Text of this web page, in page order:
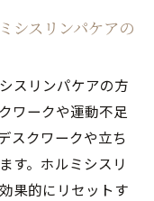
力を高める方
が語る四日市
をスッキリ排出
シスリンパケアの
スリンパケアの方
ワークや運動不足
スクワークや立ち
す。ホルミシスリ
果的にリセットす